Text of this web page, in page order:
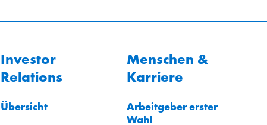
Investor
Relations
Übersicht
Menschen &
Karriere
Arbeitgeber erster
Wahl